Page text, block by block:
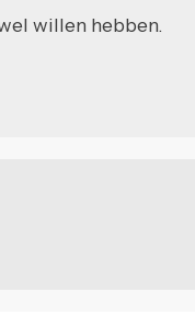
willen hebben.